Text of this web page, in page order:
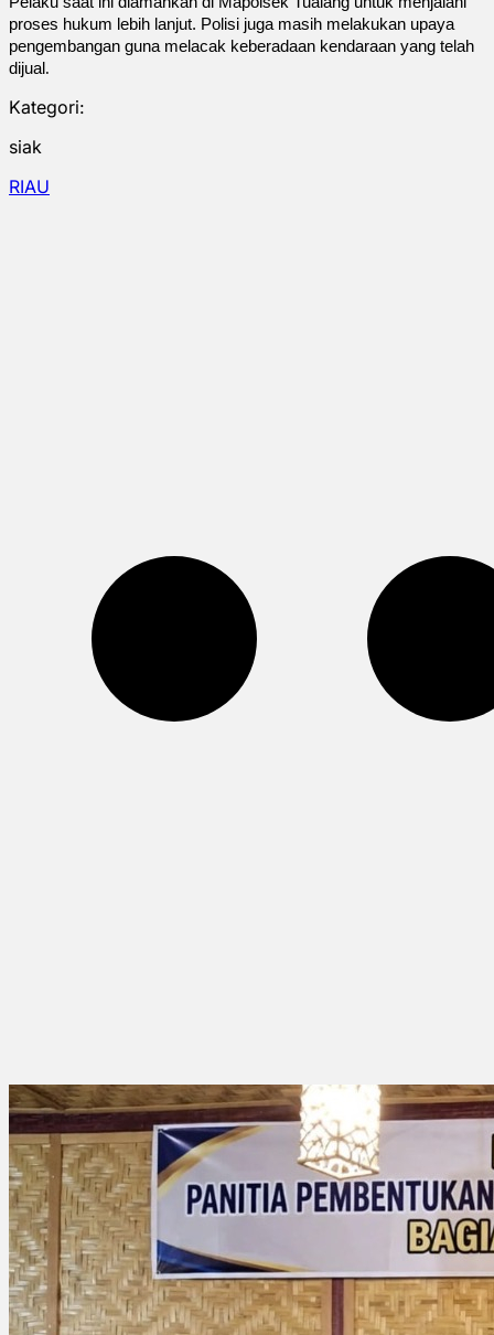
proses hukum lebih lanjut. Polisi juga masih melakukan upaya
pengembangan guna melacak keberadaan kendaraan yang telah
dijual.
Kategori:
siak
RIAU